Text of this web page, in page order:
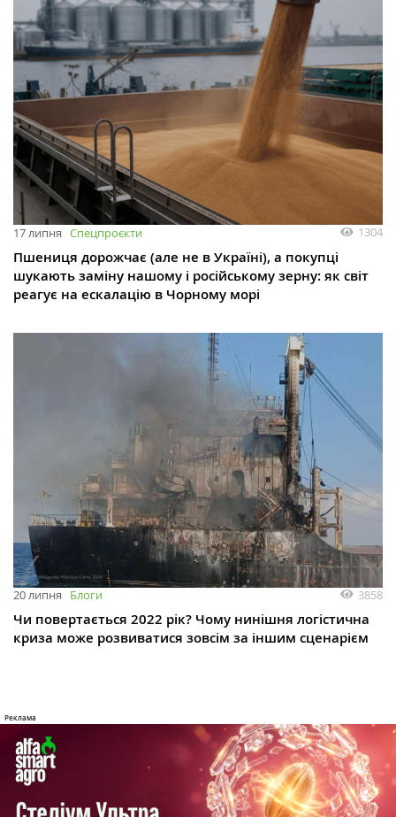
17 липня Спецпроєкти 1304
Пшениця дорожчає (але не в Україні), а покупці
шукають заміну нашому і російському зерну: як світ
реагує на ескалацію в Чорному морі
20 липня Блоги 3858
Чи повертається 2022 рік? Чому нинішня логістична
криза може розвиватися зовсім за іншим сценарієм